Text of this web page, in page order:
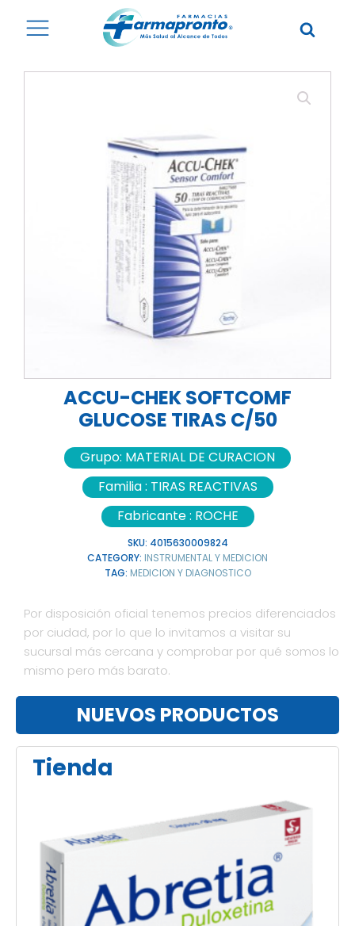
ACCU-CHEK SOFTCOMF
GLUCOSE TIRAS C/50
Grupo: MATERIAL DE CURACION
Familia : TIRAS REACTIVAS
Fabricante : ROCHE
SKU: 4015630009824
CATEGORY: INSTRUMENTAL Y MEDICION
TAG: MEDICION Y DIAGNOSTICO
Por disposición oficial tenemos precios diferenciados
por ciudad, por lo que lo invitamos a visitar su
sucursal más cercana y comprobar por qué somos lo
mismo pero más barato.
NUEVOS PRODUCTOS
Tienda